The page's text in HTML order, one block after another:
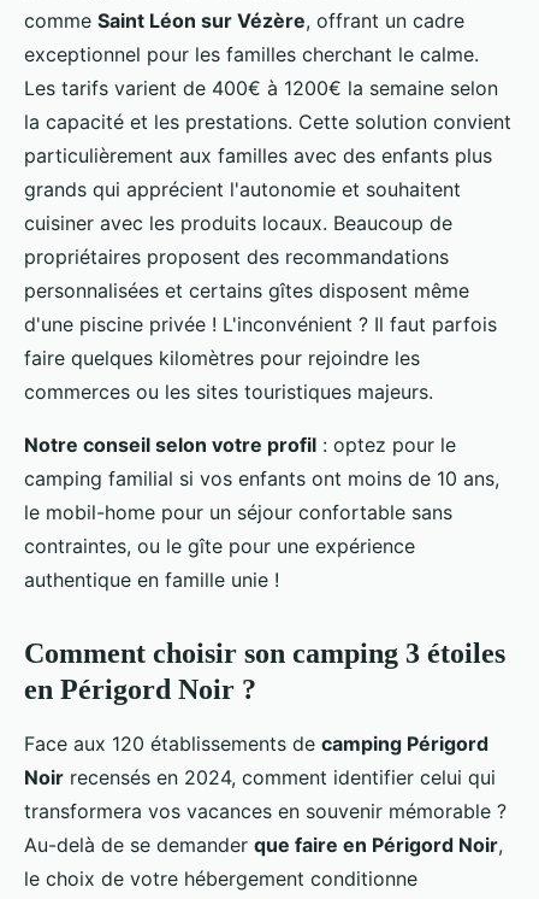
comme Saint Léon sur Vézère, offrant un cadre
exceptionnel pour les familles cherchant le calme.
Les tarifs varient de 400€ à 1200€ la semaine selon
la capacité et les prestations. Cette solution convient
particulièrement aux familles avec des enfants plus
grands qui apprécient l'autonomie et souhaitent
cuisiner avec les produits locaux. Beaucoup de
propriétaires proposent des recommandations
personnalisées et certains gîtes disposent même
d'une piscine privée ! L'inconvénient ? Il faut parfois
faire quelques kilomètres pour rejoindre les
commerces ou les sites touristiques majeurs.
Notre conseil selon votre profil : optez pour le
camping familial si vos enfants ont moins de 10 ans,
le mobil-home pour un séjour confortable sans
contraintes, ou le gîte pour une expérience
authentique en famille unie !
Comment choisir son camping 3 étoiles
en Périgord Noir ?
Face aux 120 établissements de camping Périgord
Noir recensés en 2024, comment identifier celui qui
transformera vos vacances en souvenir mémorable ?
Au-delà de se demander que faire en Périgord Noir,
le choix de votre hébergement conditionne